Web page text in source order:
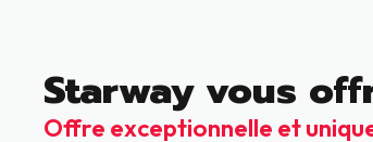
Starway vous
Offre exceptionnelle et